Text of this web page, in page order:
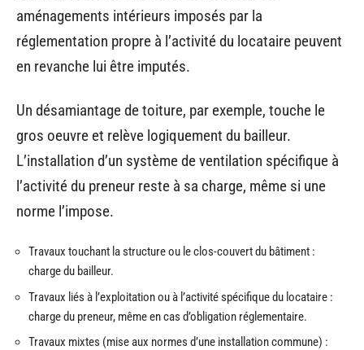
aménagements intérieurs imposés par la
réglementation propre à l’activité du locataire peuvent
en revanche lui être imputés.
Un désamiantage de toiture, par exemple, touche le
gros oeuvre et relève logiquement du bailleur.
L’installation d’un système de ventilation spécifique à
l’activité du preneur reste à sa charge, même si une
norme l’impose.
Travaux touchant la structure ou le clos-couvert du bâtiment :
charge du bailleur.
Travaux liés à l’exploitation ou à l’activité spécifique du locataire :
charge du preneur, même en cas d’obligation réglementaire.
Travaux mixtes (mise aux normes d’une installation commune) :